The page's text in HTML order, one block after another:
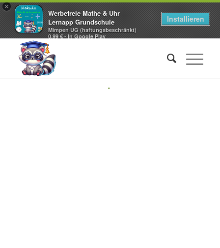
×
Werbefreie Mathe & Uhr
Lernapp Grundschule
Mimpen UG (haftungsbeschränkt)
0,99 € - In Google Play
Installieren